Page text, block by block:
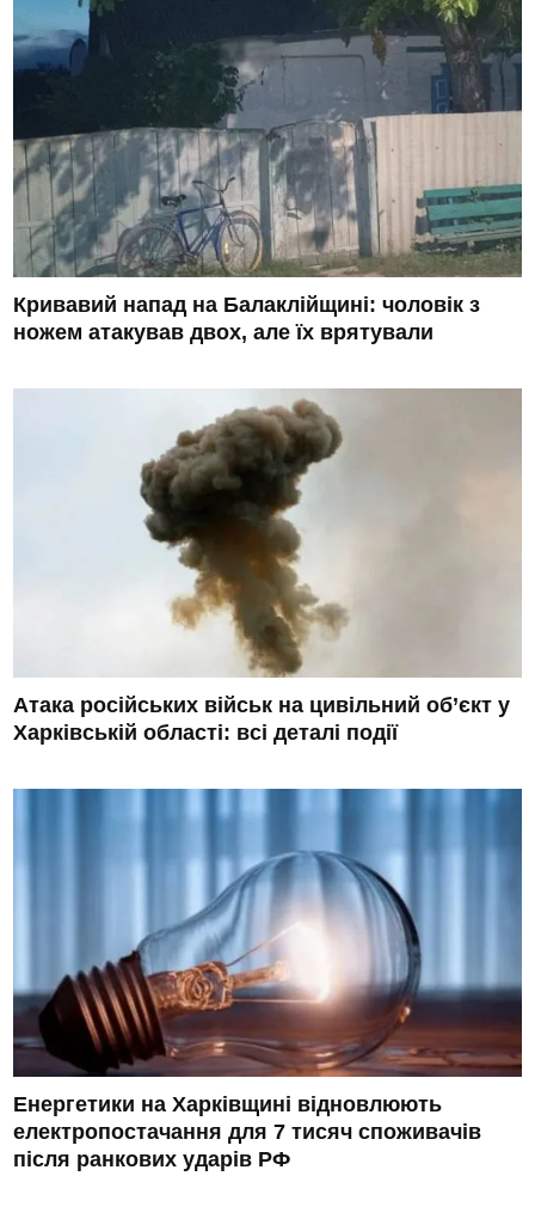
Кривавий напад на Балаклійщині: чоловік з
ножем атакував двох, але їх врятували
Атака російських військ на цивільний об’єкт у
Харківській області: всі деталі події
Енергетики на Харківщині відновлюють
електропостачання для 7 тисяч споживачів
після ранкових ударів РФ